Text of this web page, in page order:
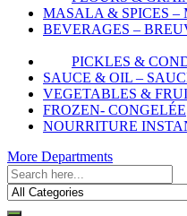
MASALA & SPICES –
BEVERAGES –
PICKLES &
SAUCE & OIL –
VEGETABLES &
FROZEN- CONGELÉE
NOURRITURE
More Departments